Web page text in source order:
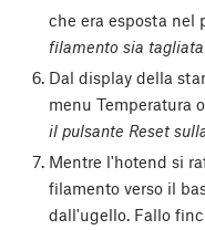
che era esposta nel
filamento sia
Dal display della
menu Temperatura
il pulsante Reset
Mentre l'hotend si
filamento verso il
dall'ugello. Fallo